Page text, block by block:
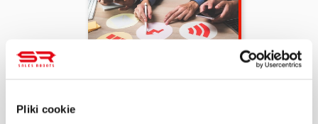
Pliki cookie